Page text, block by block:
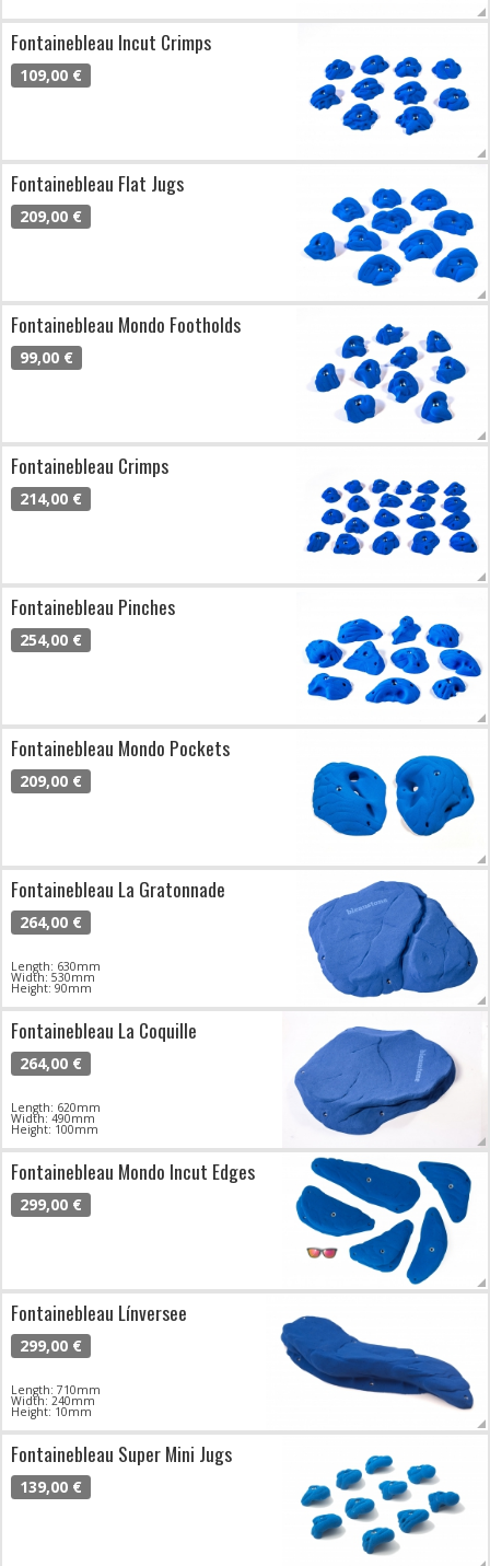
Fontainebleau Incut Crimps
109,00 €
Fontainebleau Flat Jugs
209,00 €
Fontainebleau Mondo Footholds
99,00 €
Fontainebleau Crimps
214,00 €
Fontainebleau Pinches
254,00 €
Fontainebleau Mondo Pockets
209,00 €
Fontainebleau La Gratonnade
264,00 €
Length: 630mm
Width: 530mm
Height: 90mm
Fontainebleau La Coquille
264,00 €
Length: 620mm
Width: 490mm
Height: 100mm
Fontainebleau Mondo Incut Edges
299,00 €
Fontainebleau Línversee
299,00 €
Length: 710mm
Width: 240mm
Height: 10mm
Fontainebleau Super Mini Jugs
139,00 €